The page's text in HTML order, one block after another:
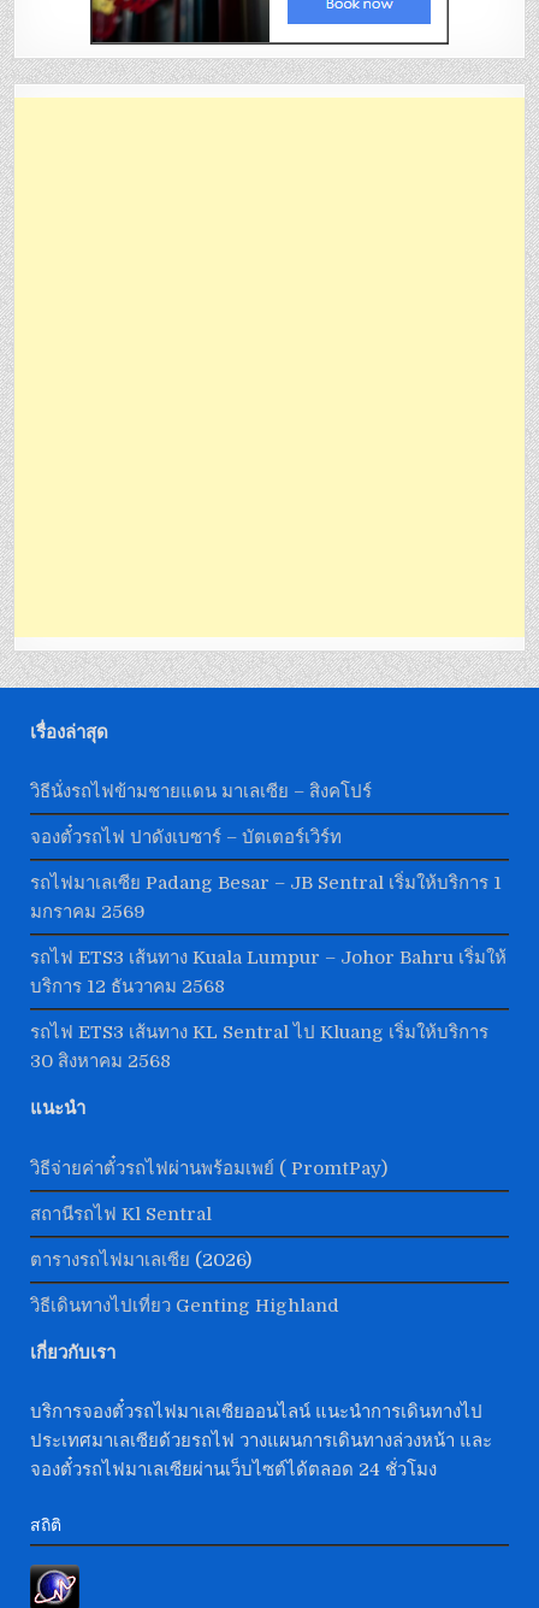
เรื่องล่าสุด
วิธีนั่งรถไฟข้ามชายแดน มาเลเซีย – สิงคโปร์
จองตั๋วรถไฟ ปาดังเบซาร์ – บัตเตอร์เวิร์ท
รถไฟมาเลเซีย Padang Besar – JB Sentral เริ่มให้บริการ 1
มกราคม 2569
รถไฟ ETS3 เส้นทาง Kuala Lumpur – Johor Bahru เริ่มให้
บริการ 12 ธันวาคม 2568
รถไฟ ETS3 เส้นทาง KL Sentral ไป Kluang เริ่มให้บริการ
30 สิงหาคม 2568
แนะนำ
วิธีจ่ายค่าตั๋วรถไฟผ่านพร้อมเพย์ ( PromtPay)
สถานีรถไฟ Kl Sentral
ตารางรถไฟมาเลเซีย (2026)
วิธีเดินทางไปเที่ยว Genting Highland
เกี่ยวกับเรา
บริการจองตั๋วรถไฟมาเลเซียออนไลน์ แนะนำการเดินทางไป
ประเทศมาเลเซียด้วยรถไฟ วางแผนการเดินทางล่วงหน้า และ
จองตั๋วรถไฟมาเลเซียผ่านเว็บไซต์ได้ตลอด 24 ชั่วโมง
สถิติ